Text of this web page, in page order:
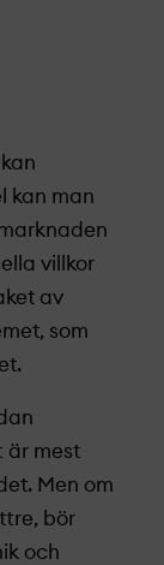
kan man
villkor
av
som
är mest
Men om
bör
och